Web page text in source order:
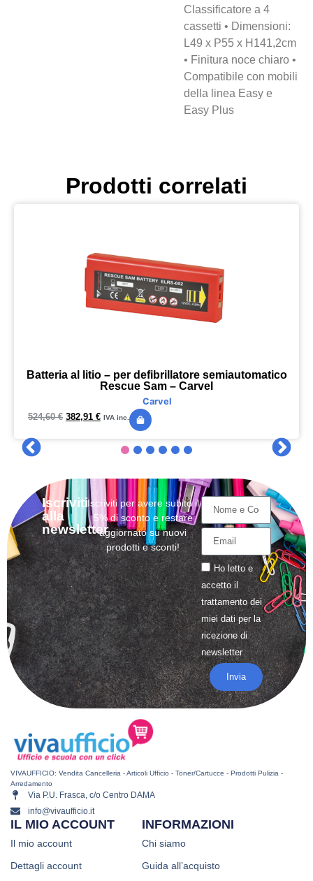
Classificatore a 4
cassetti • Dimensioni:
L49 x P55 x H141,2cm
• Finitura noce chiaro •
Compatibile con mobili
della linea Easy e
Easy Plus
Prodotti correlati
Batteria al litio – per defibrillatore semiautomatico
Rescue Sam – Carvel
Carvel
524,60€ 382,91 € IVA inc.
Iscriviti
alla
newsletter
Iscriviti per avere subito il
5% di sconto e restare
aggiornato su nuovi
prodotti e sconti!
Ho letto e
accetto il
trattamentodei
miei dati per la
ricezione di
newsletter
Invia
VIVAUFFICIO: Vendita Cancelleria - Articoli Ufficio - Toner/Cartucce - Prodotti Pulizia -
Arredamento
Via P.U. Frasca, c/o Centro DAMA
info@vivaufficio.it
INFORMAZIONI
Chi siamo
Guida all’acquisto
IL MIO ACCOUNT
Il mio account
Dettagli account